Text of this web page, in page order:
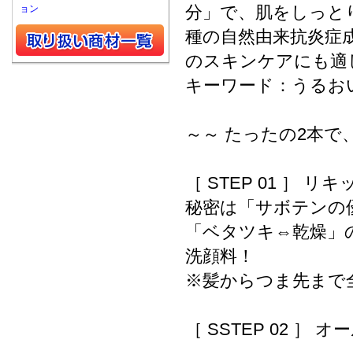
分」で、肌をしっと
種の自然由来抗炎症
のスキンケアにも
キーワード：うる
～～ たったの2本で
［ STEP 01 ］ リキ
秘密は「サボテンの
「ベタツキ⇔乾燥」
洗顔料！
※髪からつま先まで
［ SSTEP 02 ］ オ
ョン